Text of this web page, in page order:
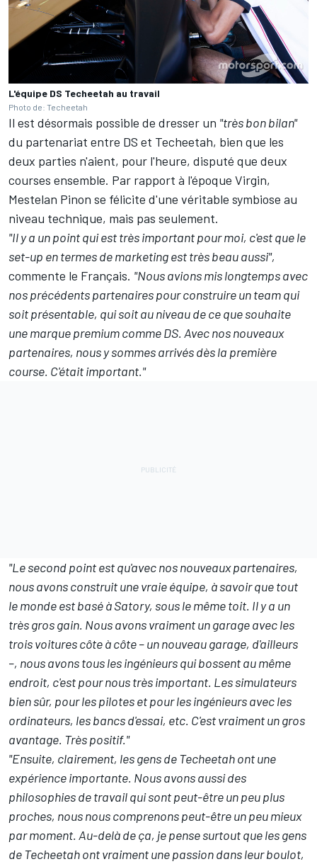
L'équipe DS Techeetah au travail
Photo de: Techeetah
Il est désormais possible de dresser un "très bon bilan"
du partenariat entre DS et Techeetah, bien que les
deux parties n'aient, pour l'heure, disputé que deux
courses ensemble. Par rapport à l'époque Virgin,
Mestelan Pinon se félicite d'une véritable symbiose au
niveau technique, mais pas seulement.
"Il y a un point qui est très important pour moi, c'est que le
set-up en termes de marketing est très beau aussi",
commente le Français. "Nous avions mis longtemps avec
nos précédents partenaires pour construire un team qui
soit présentable, qui soit au niveau de ce que souhaite
une marque premium comme DS. Avec nos nouveaux
partenaires, nous y sommes arrivés dès la première
course. C'était important."
"Le second point est qu'avec nos nouveaux partenaires,
nous avons construit une vraie équipe, à savoir que tout
le monde est basé à Satory, sous le même toit. Il y a un
très gros gain. Nous avons vraiment un garage avec les
trois voitures côte à côte – un nouveau garage, d'ailleurs
–, nous avons tous les ingénieurs qui bossent au même
endroit, c'est pour nous très important. Les simulateurs
bien sûr, pour les pilotes et pour les ingénieurs avec les
ordinateurs, les bancs d'essai, etc. C'est vraiment un gros
avantage. Très positif."
"Ensuite, clairement, les gens de Techeetah ont une
expérience importante. Nous avons aussi des
philosophies de travail qui sont peut-être un peu plus
proches, nous nous comprenons peut-être un peu mieux
par moment. Au-delà de ça, je pense surtout que les gens
de Techeetah ont vraiment une passion dans leur boulot,